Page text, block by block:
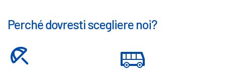
Perché dovresti scegliere noi?